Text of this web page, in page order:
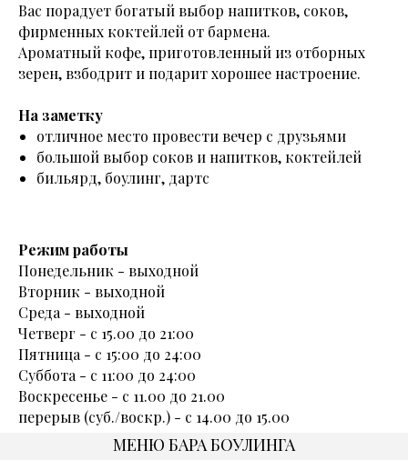
Вас порадует богатый выбор напитков, соков,
фирменных коктейлей от бармена.
Ароматный кофе, приготовленный из отборных
зерен, взбодрит и подарит хорошее настроение.
На заметку
отличное место провести вечер с друзьями
большой выбор соков и напитков, коктейлей
бильярд, боулинг, дартс
Режим работы
Понедельник - выходной
Вторник - выходной
Среда - выходной
Четверг - с 15.00 до 21:00
Пятница - с 15:00 до 24:00
Суббота - с 11:00 до 24:00
Воскресенье - с 11.00 до 21.00
перерыв (суб./воскр.) - с 14.00 до 15.00
МЕНЮ БАРА БОУЛИНГА